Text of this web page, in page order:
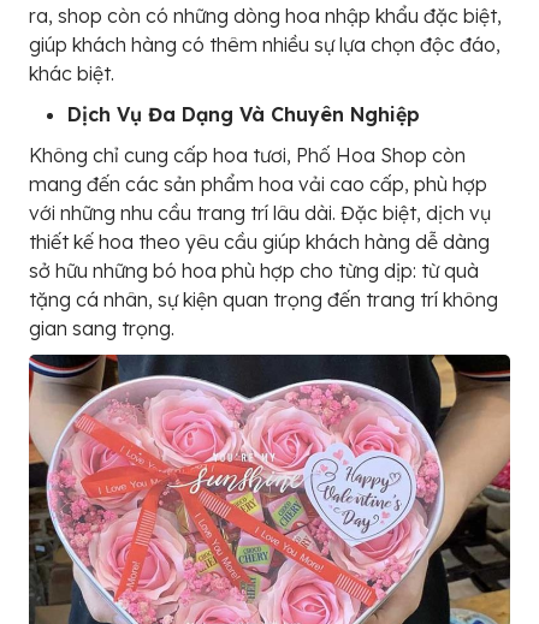
ra, shop còn có những dòng hoa nhập khẩu đặc biệt,
giúp khách hàng có thêm nhiều sự lựa chọn độc đáo,
khác biệt.
Dịch Vụ Đa Dạng Và Chuyên Nghiệp
Không chỉ cung cấp hoa tươi, Phố Hoa Shop còn
mang đến các sản phẩm hoa vải cao cấp, phù hợp
với những nhu cầu trang trí lâu dài. Đặc biệt, dịch vụ
thiết kế hoa theo yêu cầu giúp khách hàng dễ dàng
sở hữu những bó hoa phù hợp cho từng dịp: từ quà
tặng cá nhân, sự kiện quan trọng đến trang trí không
gian sang trọng.